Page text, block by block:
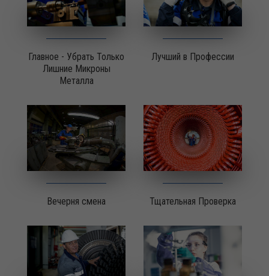
Главное - Убрать Только
Лишние Микроны
Металла
Лучший в Профессии
Вечерня смена Тщательная Проверка